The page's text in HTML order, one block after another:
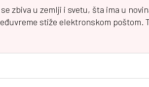
zbiva u zemlji i svetu, šta ima u
stiže elektronskom poštom.